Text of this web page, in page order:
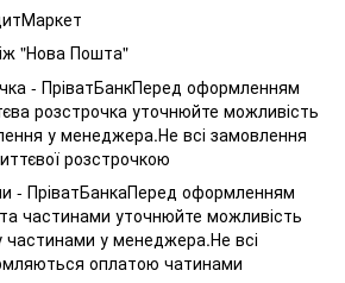
"Нова Пошта"
- ПріватБанкПеред оформленням
розстрочка уточнюйте можливість
у менеджера.Не всі замовлення
розстрочкою
- ПріватБанкаПеред оформленням
частинами уточнюйте можливість
у менеджера.Не всі
оплатою чатинами